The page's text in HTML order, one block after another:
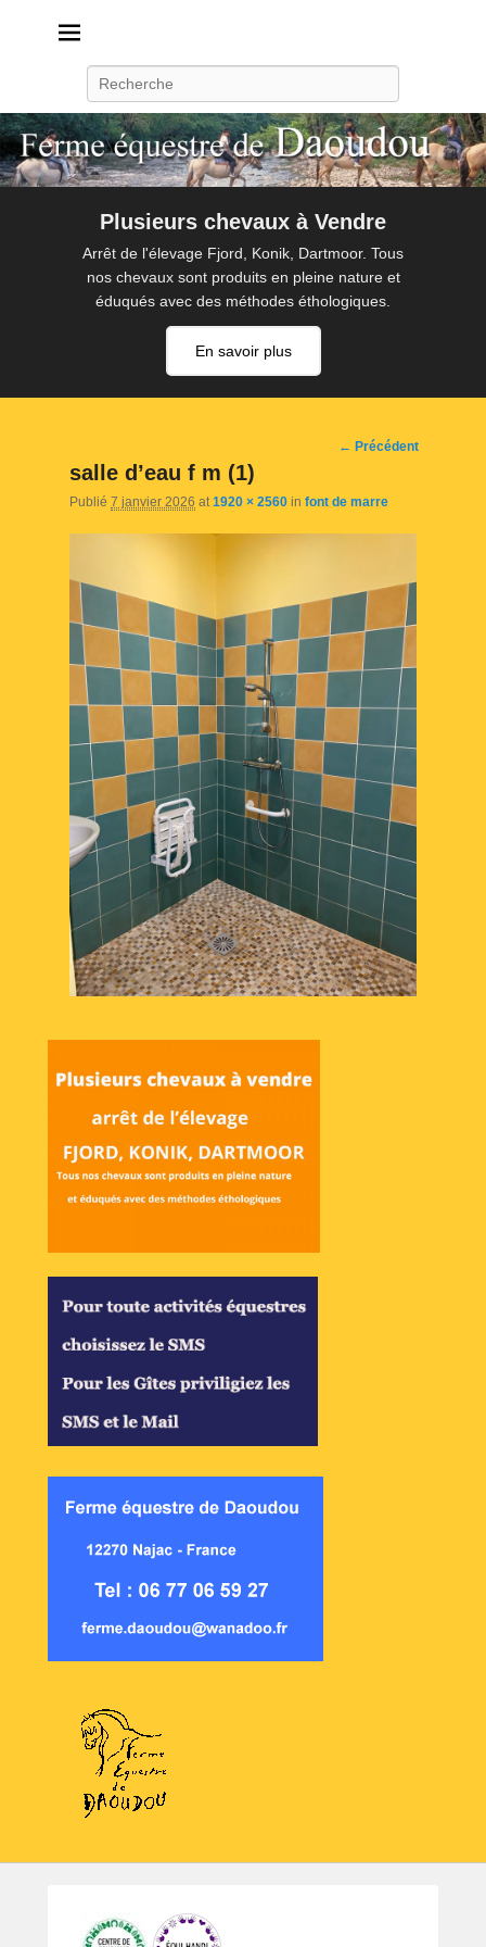
Plusieurs chevaux à Vendre
Arrêt de l'élevage Fjord, Konik, Dartmoor. Tous
nos chevaux sont produits en pleine nature et
éduqués avec des méthodes éthologiques.
En savoir plus
Navigation
← Précédent
salle d’eau f m (1)
Publié 7 janvier 2026 at 1920 × 2560 in font de marre